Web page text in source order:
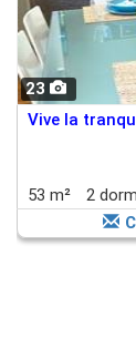
23
Vive la
53 m² 2